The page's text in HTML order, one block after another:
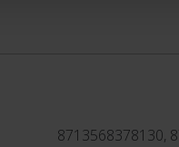
beskadige lakken, så kan
8713568378130,